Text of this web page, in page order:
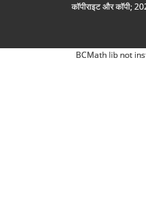
कॉपीराइट और कॉपी;
BCMath lib not